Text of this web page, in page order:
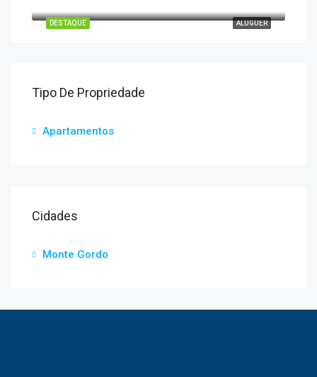
ALUGUER
DESTAQUE
Tipo De Propriedade
Apartamentos
Cidades
Monte Gordo